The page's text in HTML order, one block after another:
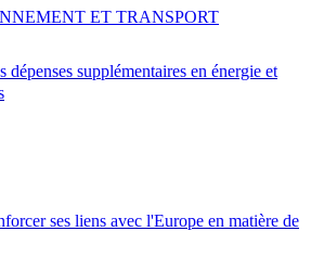
dépenses supplémentaires en énergie et
ET TRANSPORT
ses liens avec l'Europe en matière de